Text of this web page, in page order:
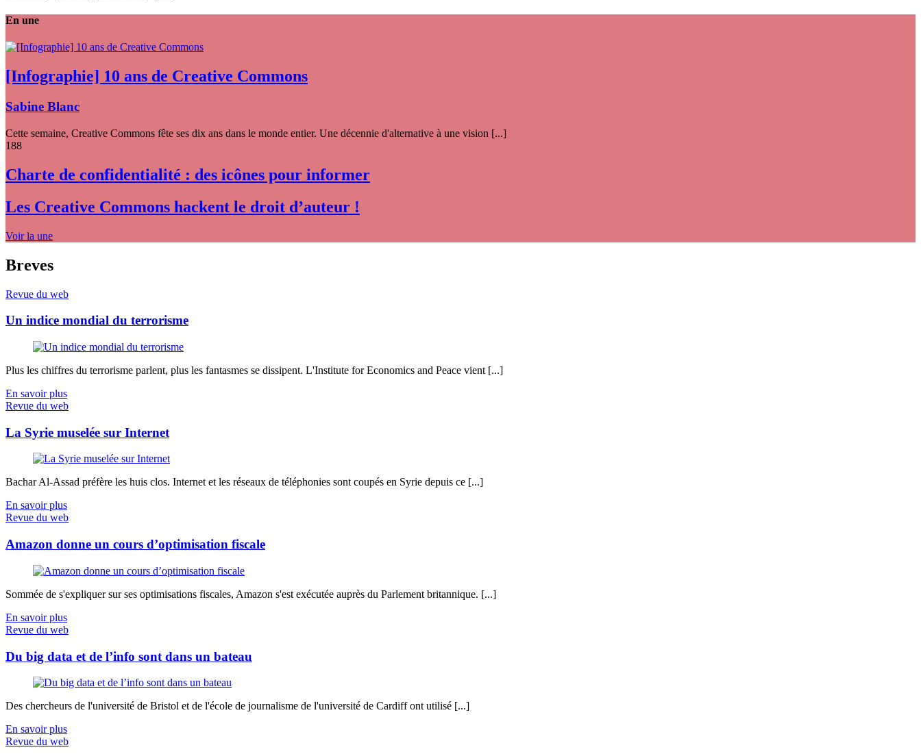
En une
[Infographie] 10 ans de Creative Commons
Sabine Blanc
Cette semaine, Creative Commons fête ses dix ans dans le monde entier. Une décennie d'alternative à une vision [...]
188
Charte de confidentialité : des icônes pour informer
Les Creative Commons hackent le droit d’auteur !
Voir la une
Breves
Revue du web
Un indice mondial du terrorisme
Plus les chiffres du terrorisme parlent, plus les fantasmes se dissipent. L'Institute for Economics and Peace vient [...]
En savoir plus
Revue du web
La Syrie muselée sur Internet
Bachar Al-Assad préfère les huis clos. Internet et les réseaux de téléphonies sont coupés en Syrie depuis ce [...]
En savoir plus
Revue du web
Amazon donne un cours d’optimisation fiscale
Sommée de s'expliquer sur ses optimisations fiscales, Amazon s'est exécutée auprès du Parlement britannique. [...]
En savoir plus
Revue du web
Du big data et de l’info sont dans un bateau
Des chercheurs de l'université de Bristol et de l'école de journalisme de l'université de Cardiff ont utilisé [...]
En savoir plus
Revue du web